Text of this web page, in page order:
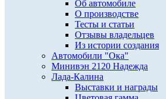
Об автомобиле
О производстве
Тесты и статьи
Отзывы владельцев
Из истории создания
Автомобили "Ока"
Минивэн 2120 Надежда
Лада-Калина
Выставки и награды